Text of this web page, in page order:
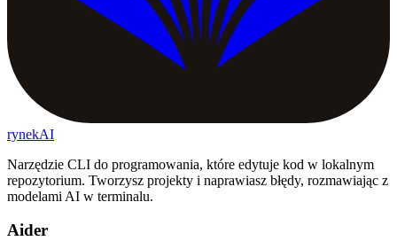
rynekAI
Narzędzie CLI do programowania, które edytuje kod w lokalnym
repozytorium. Tworzysz projekty i naprawiasz błędy, rozmawiając z
modelami AI w terminalu.
Aider